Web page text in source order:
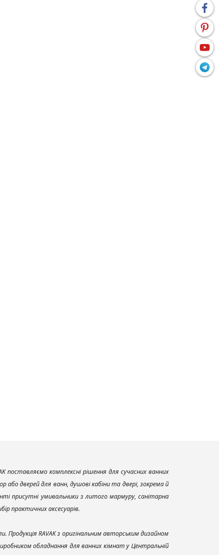
комплексні рішення для сучасних ванних
або дверей для ванн, душові кабіни та двері, зокрема й
присутні умивальники з литого мармуру, санітарна
практичних аксесуарів.
Продукція RAVAK з оригінальним авторським дизайном
обладнання для ванних кімнат у Центральній